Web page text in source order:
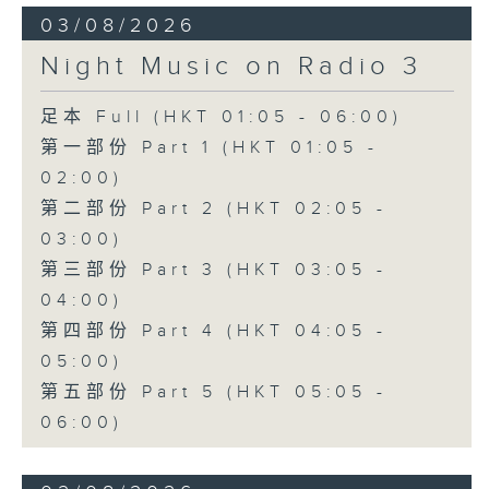
03/08/2026
Night Music on Radio 3
足本 Full (HKT 01:05 - 06:00)
第一部份 Part 1 (HKT 01:05 -
02:00)
第二部份 Part 2 (HKT 02:05 -
03:00)
第三部份 Part 3 (HKT 03:05 -
04:00)
第四部份 Part 4 (HKT 04:05 -
05:00)
第五部份 Part 5 (HKT 05:05 -
06:00)